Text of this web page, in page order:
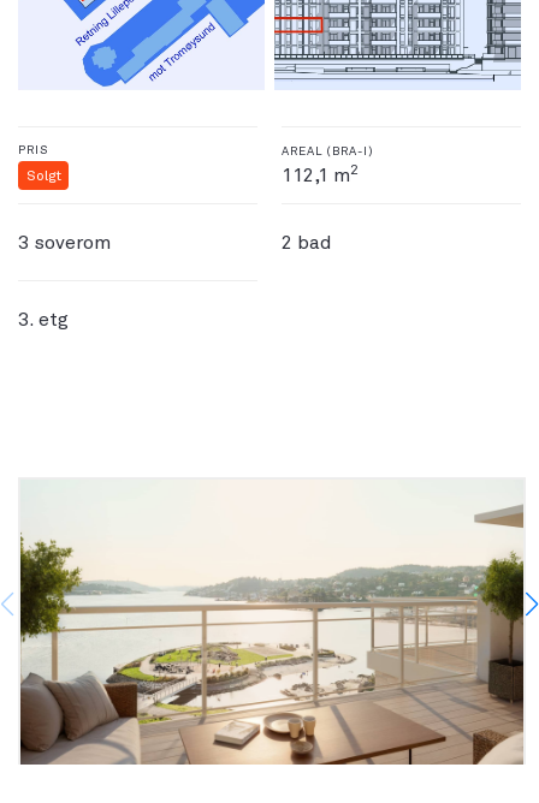
PRIS
Solgt
AREAL (BRA-I)
112,1 m2
3 soverom 2 bad
3. etg